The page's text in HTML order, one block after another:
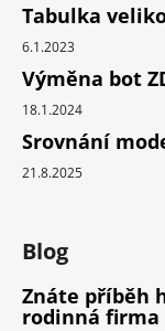
Tabulka
6.1.2023
Výměna bot
18.1.2024
Srovnání
21.8.2025
Blog
Znáte příběh
rodinná firma